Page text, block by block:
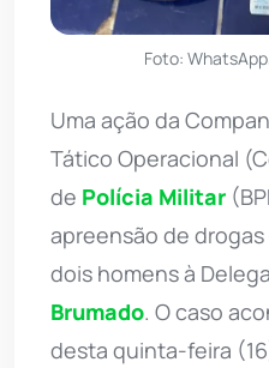
Foto:
Uma ação da
Tático Operacional
de Polícia Militar
apreensão de
dois homens à
Brumado. O caso
desta quinta-feira